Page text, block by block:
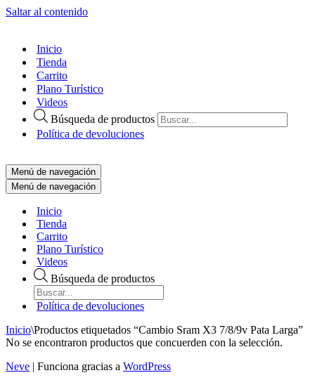
Saltar al contenido
Inicio
Tienda
Carrito
Plano Turístico
Videos
Búsqueda de productos
Política de devoluciones
Menú de navegación
Menú de navegación
Inicio
Tienda
Carrito
Plano Turístico
Videos
Búsqueda de productos
Política de devoluciones
Inicio\Productos etiquetados “Cambio Sram X3 7/8/9v Pata Larga”
No se encontraron productos que concuerden con la selección.
Neve | Funciona gracias a WordPress